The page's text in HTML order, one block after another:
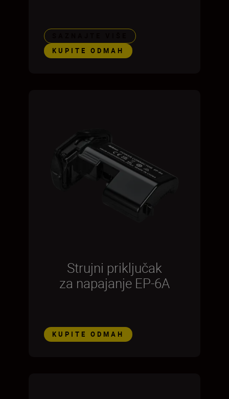
KUPITE ODMAH
Strujni priključak
za napajanje EP-6A
KUPITE ODMAH